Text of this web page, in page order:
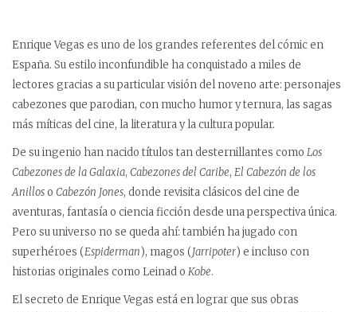
Enrique Vegas es uno de los grandes referentes del cómic en
España. Su estilo inconfundible ha conquistado a miles de
lectores gracias a su particular visión del noveno arte: personajes
cabezones que parodian, con mucho humor y ternura, las sagas
más míticas del cine, la literatura y la cultura popular.
De su ingenio han nacido títulos tan desternillantes como Los
Cabezones de la Galaxia, Cabezones del Caribe, El Cabezón de los
Anilloso Cabezón Jones, donde revisita clásicos del cine de
aventuras, fantasía o ciencia ficción desde una perspectiva única.
Pero su universo no se queda ahí: también ha jugado con
superhéroes (Espiderman), magos (Jarripoter) e incluso con
historias originales como Leinad o Kobe.
El secreto de Enrique Vegas está en lograr que sus obras